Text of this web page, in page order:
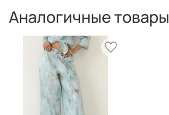
Аналогичные товары